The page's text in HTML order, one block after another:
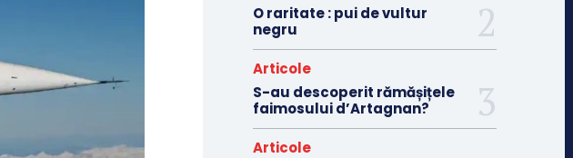
O raritate : pui de vultur
negru
Articole
S-au descoperit rămășițele
faimosului d’Artagnan?
Articole